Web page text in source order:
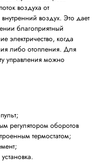
воздуха от
воздух. Это дает
благоприятный
электричество, когда
либо отопления. Для
управления можно
регулятором оборотов
термостатом;